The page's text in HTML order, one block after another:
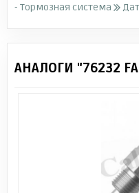
- Тормозная система
АНАЛОГИ "76232